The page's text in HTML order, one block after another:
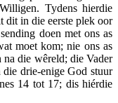
Tydens hierdie
dit in die eerste plek oor
doen met ons as
moet kom; nie ons as
na die wêreld; die Vader
drie-enige God stuur
14 tot 17; dis hiérdie